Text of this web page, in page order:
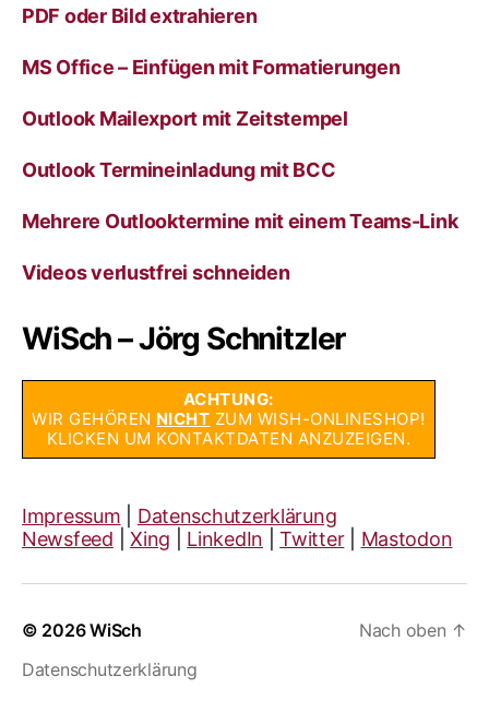
PDF oder Bild extrahieren
MS Office – Einfügen mit Formatierungen
Outlook Mailexport mit Zeitstempel
Outlook Termineinladung mit BCC
Mehrere Outlooktermine mit einem Teams-Link
Videos verlustfrei schneiden
WiSch – Jörg Schnitzler
ACHTUNG:
WIR GEHÖREN NICHT ZUM WISH-ONLINESHOP!
KLICKEN UM KONTAKTDATEN ANZUZEIGEN.
Impressum
Datenschutzerklärung
Newsfeed |Xing LinkedIn |Twitter Mastodon
© 2026WiSch
Datenschutzerklärung
Nach oben ↑